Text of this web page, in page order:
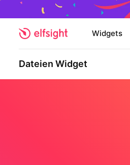
Widgets
Dateien Widget